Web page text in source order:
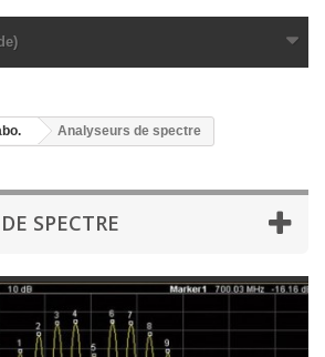
Analyseurs de spectre
SPECTRE